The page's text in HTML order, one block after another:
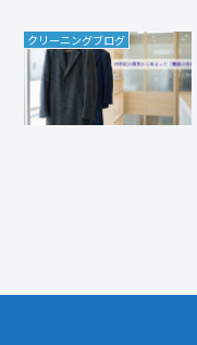
クリーニングブログ